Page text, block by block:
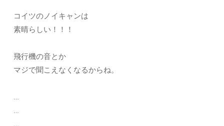
コイツのノイキャンは
素晴らしい！！！
飛行機の音とか
マジで聞こえなくなるからね。
…
…
…